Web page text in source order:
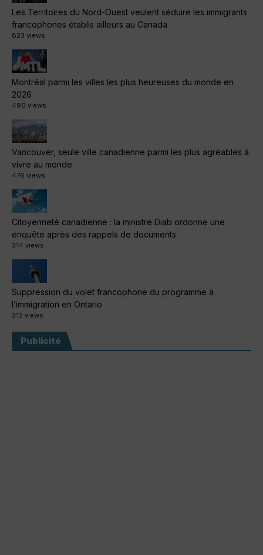
Les Territoires du Nord-Ouest veulent séduire les immigrants
francophones établis ailleurs au Canada
823 views
Montréal parmi les villes les plus heureuses du monde en
2026
490 views
Vancouver, seule ville canadienne parmi les plus agréables à
vivre au monde
476 views
Citoyenneté canadienne : la ministre Diab ordonne une
enquête après des rappels de documents
314 views
Suppression du volet francophone du programme à
l’immigration en Ontario
312 views
Publicité